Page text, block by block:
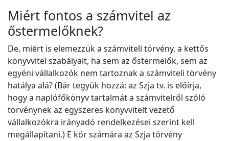
Miért fontos a számvitel az
őstermelőknek?
De, miért is elemezzük a számviteli törvény, a kettős
könyvvitel szabályait, ha sem az őstermelők, sem az
egyéni vállalkozók nem tartoznak a számviteli törvény
hatálya alá? (Bár tegyük hozzá: az Szja tv. is előírja,
hogy a naplófőkönyv tartalmát a számvitelről szóló
törvénynek az egyszeres könyvvitelt vezető
vállalkozókra irányadó rendelkezései szerint kell
megállapítani.) E kör számára az Szja törvény